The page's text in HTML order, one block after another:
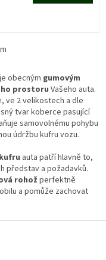
je obecným gumovým
prostoru Vašeho auta.
ve 2 velikostech a dle
tvar koberce pasující
samovolnému pohybu
údržbu kufru vozu.
auta patří hlavně to,
představ a požadavků.
rohožperfektně
a pomůže zachovat